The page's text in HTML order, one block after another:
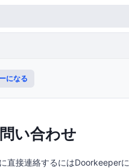
になる
い合わせ
直接連絡するにはDoorkeeperに